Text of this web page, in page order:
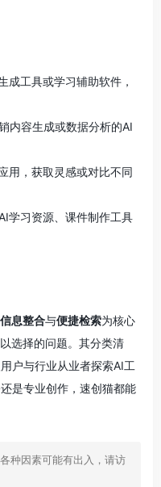
成工具或学习辅助软件，
内容生成或数据分析的AI
用，获取灵感或对比不同
学习资源、课件制作工具
信息整合与便捷检索为核心
选择的问题。其分类清
户与行业从业者探索AI工
是专业创作，速创猫都能
种因素可能有出入，请访